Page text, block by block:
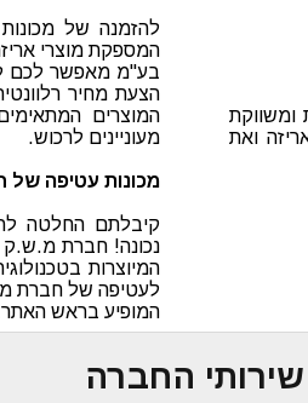
שירותי החברה
ואת
להזמנה של
בע"מ מאפשר לכם
הצעת מחיר
המוצרים
מעוניינים לרכוש.
מכונות עטיפה
קיבלתם החלטה
נכונה! חברת מ.ש.ק
המיוצרות
לעטיפה של חברת
המופיע בראש